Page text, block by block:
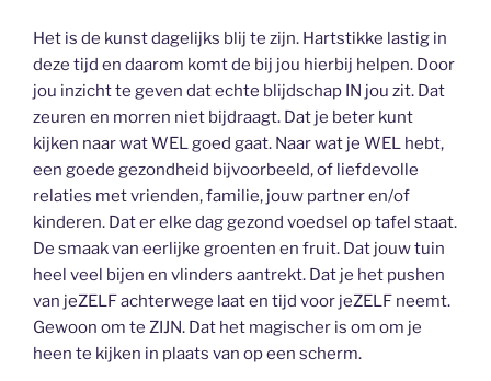
Het is de kunst dagelijks blij te zijn. Hartstikke lastig in
deze tijd en daarom komt de bij jou hierbij helpen. Door
jou inzicht te geven dat echte blijdschap IN jou zit. Dat
zeuren en morren niet bijdraagt. Dat je beter kunt
kijken naar wat WEL goed gaat. Naar wat je WEL hebt,
een goede gezondheid bijvoorbeeld, of liefdevolle
relaties met vrienden, familie, jouw partner en/of
kinderen. Dat er elke dag gezond voedsel op tafel staat.
De smaak van eerlijke groenten en fruit. Dat jouw tuin
heel veel bijen en vlinders aantrekt. Dat je het pushen
van jeZELF achterwege laat en tijd voor jeZELF neemt.
Gewoon om te ZIJN. Dat het magischer is om om je
heen te kijken in plaats van op een scherm.